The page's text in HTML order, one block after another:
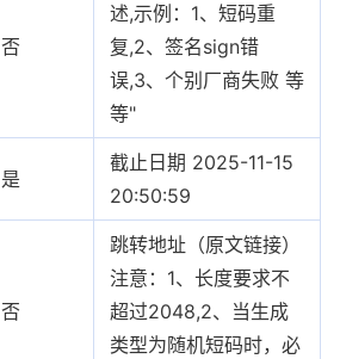
否
述,示例：1、短码重
复,2、签名sign错
误,3、个别厂商失败 等
等"
是
截止日期 2025-11-15
20:50:59
否
跳转地址（原文链接）
注意：1、长度要求不
超过2048,2、当生成
类型为随机短码时，必